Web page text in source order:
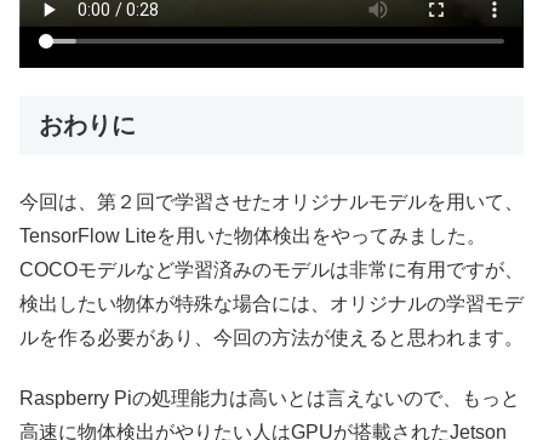
おわりに
今回は、第２回で学習させたオリジナルモデルを用いて、
TensorFlow Liteを用いた物体検出をやってみました。
COCOモデルなど学習済みのモデルは非常に有用ですが、
検出したい物体が特殊な場合には、オリジナルの学習モデ
ルを作る必要があり、今回の方法が使えると思われます。
Raspberry Piの処理能力は高いとは言えないので、もっと
高速に物体検出がやりたい人はGPUが搭載されたJetson